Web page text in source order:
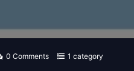
0 Comments 1 category